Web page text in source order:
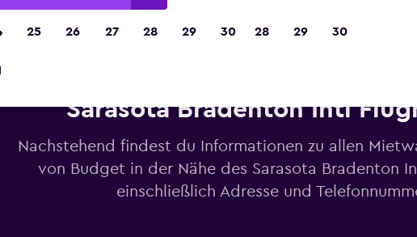
Sarasota Bradenton Intl
Nachstehend findest du Informationen zu allen
von Budget in der Nähe des Sarasota Bradenton
einschließlich Adresse und
25 26 27 28 29 30 28 29 30